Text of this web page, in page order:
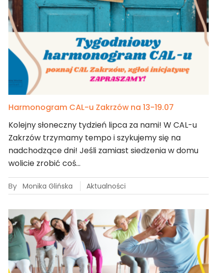
Harmonogram CAL-u Zakrzów na 13-19.07
Kolejny słoneczny tydzień lipca za nami! W CAL-u
Zakrzów trzymamy tempo i szykujemy się na
nadchodzące dni! Jeśli zamiast siedzenia w domu
wolicie zrobić coś…
By Monika Glińska Aktualności